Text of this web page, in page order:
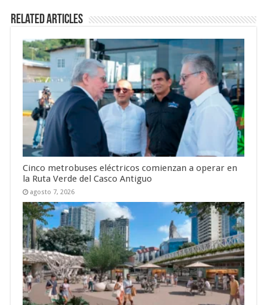
Related Articles
Cinco metrobuses eléctricos comienzan a operar en
la Ruta Verde del Casco Antiguo
agosto 7, 2026